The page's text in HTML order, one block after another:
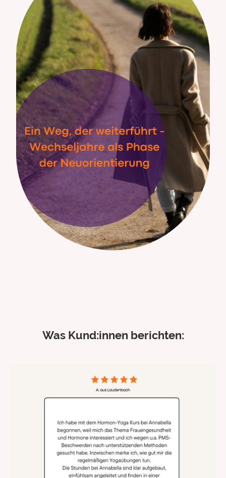
Was Kund:innen berichten: